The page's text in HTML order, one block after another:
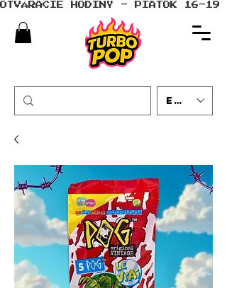
OTVÁRACIE HODINY - PIATOK 16-19
EUR (€)